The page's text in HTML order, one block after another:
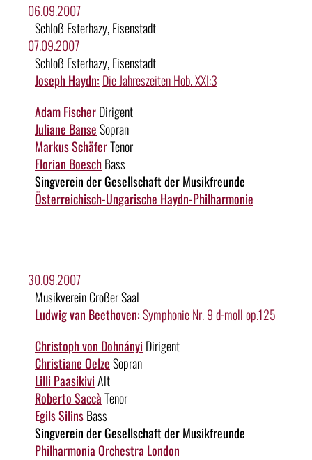
06.09.2007
Schloß Esterhazy, Eisenstadt
07.09.2007
Schloß Esterhazy, Eisenstadt
Joseph Haydn: Die Jahreszeiten Hob. XXI:3
Adam FischerDirigent
Juliane BanseSopran
Markus SchäferTenor
Florian BoeschBass
Singverein der Gesellschaft der Musikfreunde
Österreichisch-Ungarische Haydn-Philharmonie
30.09.2007
Musikverein Großer Saal
Ludwig van Beethoven:Symphonie Nr. 9 d-moll op.125
Christoph von Dohnányi Dirigent
Christiane OelzeSopran
Lilli PaasikiviAlt
Roberto SaccàTenor
Egils SilinsBass
Singverein der Gesellschaft der Musikfreunde
Philharmonia Orchestra London